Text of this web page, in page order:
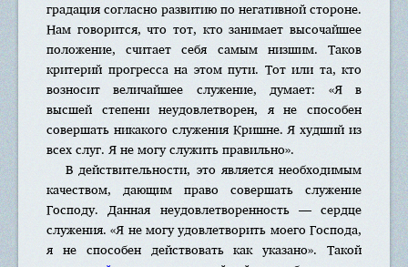
градация согласно развитию по негативной стороне.
Нам говорится, что тот, кто занимает высочайшее
положение, считает себя самым низшим. Таков
критерий прогресса на этом пути. Тот или та, кто
возносит величайшее служение, думает: «Я в
высшей степени неудовлетворен, я не способен
совершать никакого служения Кришне. Я худший из
всех слуг. Я не могу служить правильно».
В действительности, это является необходимым
качеством, дающим право совершать служение
Господу. Данная неудовлетворенность — сердце
служения. «Я не могу удовлетворить моего Господа,
я не способен действовать как указано». Такой